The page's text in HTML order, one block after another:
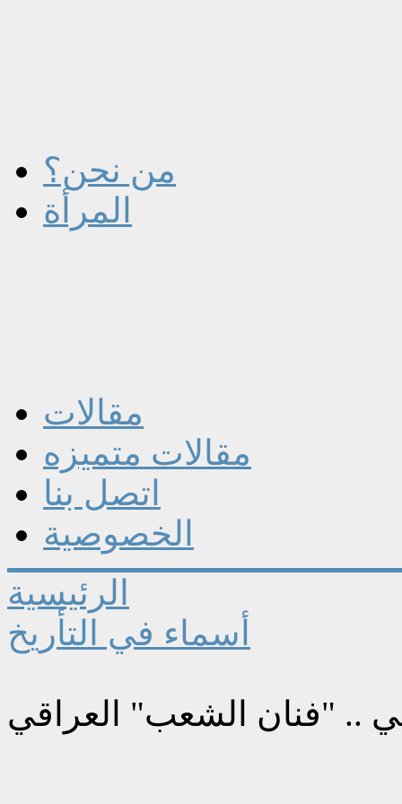
من نحن؟
المرأة
مقالات
مقالات متميزه
اتصل بنا
الخصوصية
الرئيسية
أسماء في التأريخ
.. "فنان الشعب" العراقي